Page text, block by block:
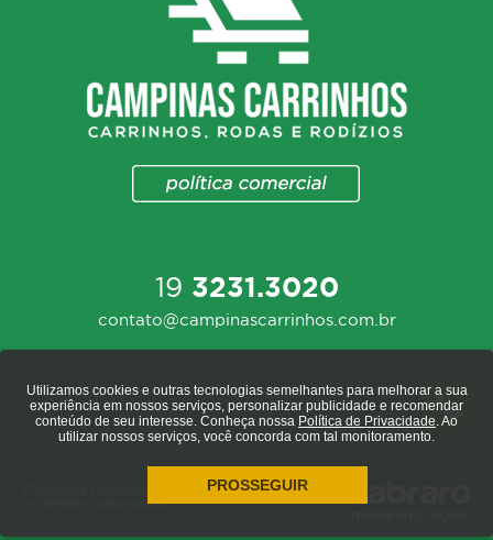
19 3231.3020
contato@campinascarrinhos.com.br
Campinas Carrinhos 2020 - todos
os direitos reservados
Utilizamos cookies e outras tecnologias semelhantes para melhorar a sua
experiência em nossos serviços, personalizar publicidade e recomendar
conteúdo de seu interesse. Conheça nossa Política de Privacidade. Ao
utilizar nossos serviços, você concorda com tal monitoramento.
PROSSEGUIR